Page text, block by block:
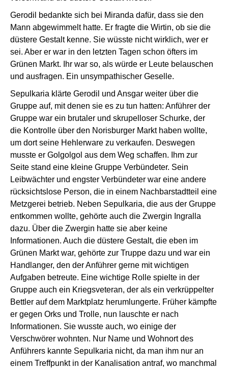
Gerodil bedankte sich bei Miranda dafür, dass sie den
Mann abgewimmelt hatte. Er fragte die Wirtin, ob sie die
düstere Gestalt kenne. Sie wüsste nicht wirklich, wer er
sei. Aber er war in den letzten Tagen schon öfters im
Grünen Markt. Ihr war so, als würde er Leute belauschen
und ausfragen. Ein unsympathischer Geselle.
Sepulkaria klärte Gerodil und Ansgar weiter über die
Gruppe auf, mit denen sie es zu tun hatten: Anführer der
Gruppe war ein brutaler und skrupelloser Schurke, der
die Kontrolle über den Norisburger Markt haben wollte,
um dort seine Hehlerware zu verkaufen. Deswegen
musste er Golgolgol aus dem Weg schaffen. Ihm zur
Seite stand eine kleine Gruppe Verbündeter. Sein
Leibwächter und engster Verbündeter war eine andere
rücksichtslose Person, die in einem Nachbarstadtteil eine
Metzgerei betrieb. Neben Sepulkaria, die aus der Gruppe
entkommen wollte, gehörte auch die Zwergin Ingralla
dazu. Über die Zwergin hatte sie aber keine
Informationen. Auch die düstere Gestalt, die eben im
Grünen Markt war, gehörte zur Truppe dazu und war ein
Handlanger, den der Anführer gerne mit wichtigen
Aufgaben betreute. Eine wichtige Rolle spielte in der
Gruppe auch ein Kriegsveteran, der als ein verkrüppelter
Bettler auf dem Marktplatz herumlungerte. Früher kämpfte
er gegen Orks und Trolle, nun lauschte er nach
Informationen. Sie wusste auch, wo einige der
Verschwörer wohnten. Nur Name und Wohnort des
Anführers kannte Sepulkaria nicht, da man ihm nur an
einem Treffpunkt in der Kanalisation antraf, wo manchmal